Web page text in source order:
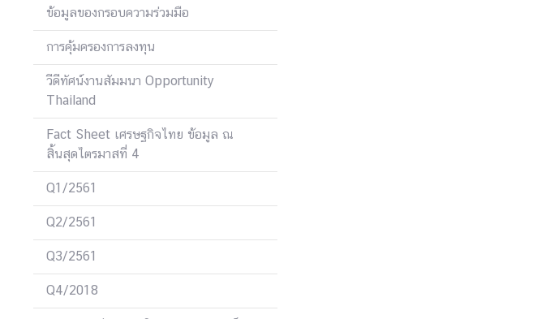
ม
ล
ว
ป
ง
ส
ข้อมูลของกรอบความร่วมมือ
การคุ้มครองการลงทุน
วีดีทัศน์งานสัมมนา Opportunity
Thailand
Fact Sheet เศรษฐกิจไทย ข้อมูล ณ
สิ้นสุดไตรมาสที่ 4
Q1/2561
Q2/2561
Q3/2561
Q4/2018